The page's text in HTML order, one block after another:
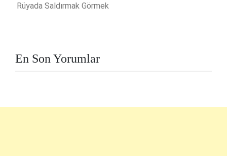
Rüyada Saldırmak Görmek
En Son Yorumlar